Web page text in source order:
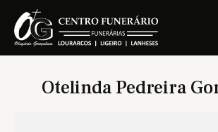
Otelinda Pedreira